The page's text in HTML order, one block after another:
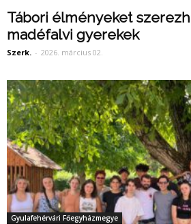
Tábori élményeket
madéfalvi gyerekek
Szerk. - 2026. március 02.
Gyulafehérvári Főegyházmegye